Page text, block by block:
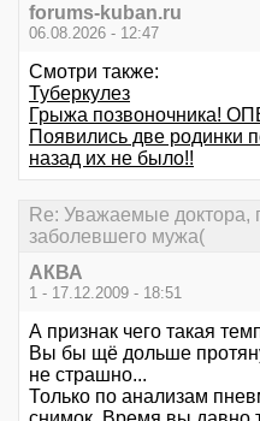
forums-kuban.ru
06.08.2026 - 12:47
Смотри также:
Туберкулез
Грыжа позвоночника!
Появились две родинки
назад их не было!!
Re: Уважаемые доктора,
заболевшего мужа(
АКВА
1 - 17.12.2009 - 18:51
А признак чего такая
Вы бы щё дольше
не страшно...
Только по анализам